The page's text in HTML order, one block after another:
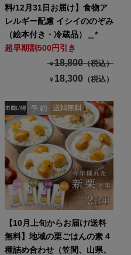
料/12月31日お届け】食物ア
レルギー配慮 イシイののぞみ
（絵本付き・冷蔵品）＿*
超早期割500円引き
￥18,800（税込）
￥ 18,300 （税込）
【10月上旬からお届け/送料
無料】地域の栗ごはんの素 4
種詰め合わせ（笠間、山県、